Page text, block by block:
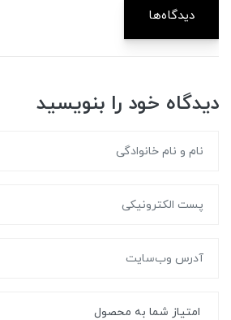
دیدگاه‌ها
دیدگاه خود را بنویسید